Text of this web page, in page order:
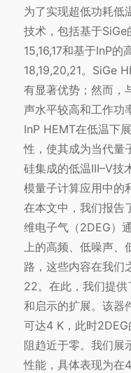
为了实现超低功耗低
技术，包括基于SiGe
15,16,17和基于InP的
18,19,20,21。SiGe
有显著优势；然而，
声水平较高和工作功
InP HEMT在低温下
性，使其成为当代量
硅集成的低温III–V技
模量子计算应用中的
在本文中，我们报告
维电子气（2DEG）
上的高频、低噪声、
路，这些内容在我们
22。在此，我们提
和启示的扩展。该器
可达4 K，此时
阻趋近于零。我们展
性能，具体表现为在